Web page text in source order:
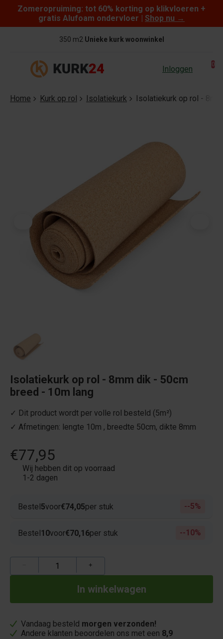
Skip to content
Zomeropruiming: tot 60% korting op klikvloeren +
gratis Alufoam ondervloer | Shop nu →
350 m2 Unieke kurk woonwinkel
Inloggen 0
Home Kurk op rol Isolatiekurk Isolatiekurk op rol -
Isolatiekurk op rol - 8mm dik - 50cm
breed - 10m lang
✓ Dit product wordt per volle rol besteld (5m²)
✓ Afmetingen: lengte 10m , breedte 50cm, dikte 8mm
€77,95
Wij hebben dit op voorraad
1-2 dagen
Bestel5voor€74,05per stuk -5%
Bestel10voor€70,16per stuk -10%
+
Vandaag besteld morgen verzonden!
Andere klanten beoordelen ons met een 8,9